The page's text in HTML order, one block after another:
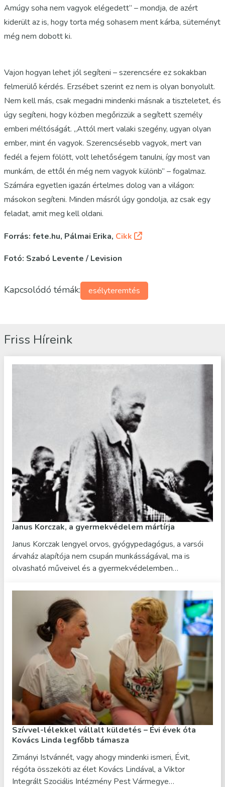
Amúgy soha nem vagyok elégedett” – mondja, de azért
kiderült az is, hogy torta még sohasem ment kárba, süteményt
még nem dobott ki.
Vajon hogyan lehet jól segíteni – szerencsére ez sokakban
felmerülő kérdés. Erzsébet szerint ez nem is olyan bonyolult.
Nem kell más, csak megadni mindenki másnak a tiszteletet, és
úgy segíteni, hogy közben megőrizzük a segített személy
emberi méltóságát. „Attól mert valaki szegény, ugyan olyan
ember, mint én vagyok. Szerencsésebb vagyok, mert van
fedél a fejem fölött, volt lehetőségem tanulni, így most van
munkám, de ettől én még nem vagyok különb” – fogalmaz.
Számára egyetlen igazán értelmes dolog van a világon:
másokon segíteni. Minden másról úgy gondolja, az csak egy
feladat, amit meg kell oldani.
Forrás: fete.hu, Pálmai Erika, Cikk
Fotó: Szabó Levente / Levision
Kapcsolódó témák: esélyteremtés
Friss Híreink
Janus Korczak, a gyermekvédelem mártírja
Janus Korczak lengyel orvos, gyógypedagógus, a varsói
árvaház alapítója nem csupán munkásságával, ma is
olvasható műveivel és a gyermekvédelemben…
Szívvel-lélekkel vállalt küldetés – Évi évek óta
Kovács Linda legfőbb támasza
Zimányi Istvánnét, vagy ahogy mindenki ismeri, Évit,
régóta összeköti az élet Kovács Lindával, a Viktor
Integrált Szociális Intézmény Pest Vármegye…